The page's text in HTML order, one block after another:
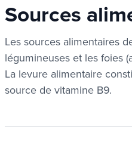
Sources
Les sources alimentaires
légumineuses et les foies
La levure alimentaire
source de vitamine B9.